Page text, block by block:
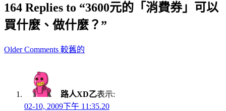
164 Replies to “3600元的「消費券」可以
買什麼、做什麼？”
Comment
Older Comments 較舊的
路人XD乙表示:
02-10, 2009下午 11:35.20